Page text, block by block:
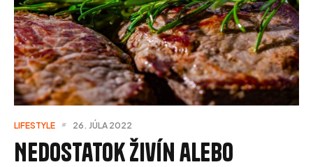
LIFESTYLE 26. JÚLA 2022
Nedostatok živín alebo